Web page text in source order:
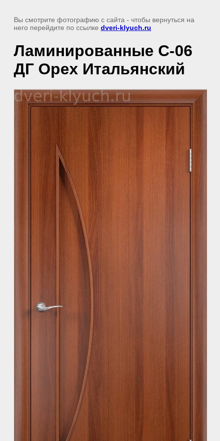
Вы смотрите фотографию с сайта - чтобы вернуться на
него перейдите по ссылке dveri-klyuch.ru
Ламинированные С-06
ДГ Орех Итальянский